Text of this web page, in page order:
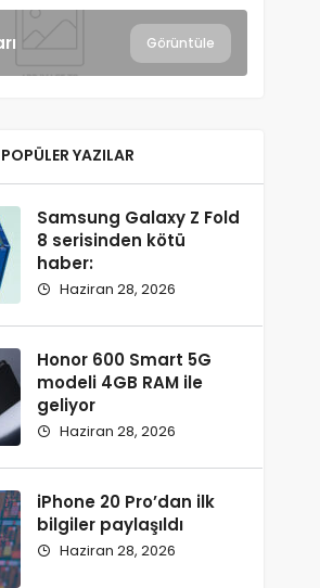
Görüntüle
POPÜLER YAZILAR
Samsung Galaxy Z Fold
8 serisinden kötü
haber:
Haziran 28, 2026
Honor 600 Smart 5G
modeli 4GB RAM ile
geliyor
Haziran 28, 2026
iPhone 20 Pro’dan ilk
bilgiler paylaşıldı
Haziran 28, 2026